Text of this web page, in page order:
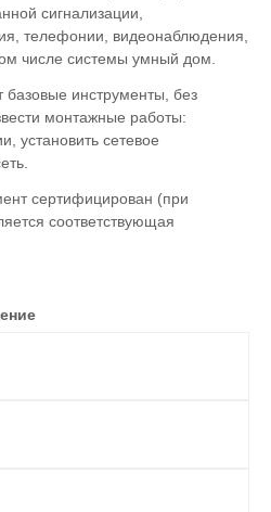
сигнализации,
телефонии, видеонаблюдения,
числе системы умный дом.
инструменты, без
монтажные работы:
установить сетевое
сертифицирован (при
соответствующая